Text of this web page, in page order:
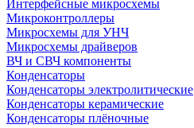
Интерфейсные микросхемы
Микроконтроллеры
Микросхемы для УНЧ
Микросхемы драйверов
ВЧ и СВЧ компоненты
Конденсаторы
Конденсаторы электролитические
Конденсаторы керамические
Конденсаторы плёночные